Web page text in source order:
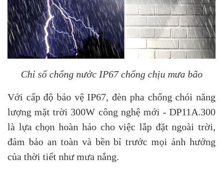
Chỉ số chống nước IP67 chống chịu mưa bão
Với cấp độ bảo vệ IP67, đèn pha chống chói năng
lượng mặt trời 300W công nghệ mới - DP11A.300
là lựa chọn hoàn hảo cho việc lắp đặt ngoài trời,
đảm bảo an toàn và bền bỉ trước mọi ảnh hưởng
của thời tiết như mưa nắng.